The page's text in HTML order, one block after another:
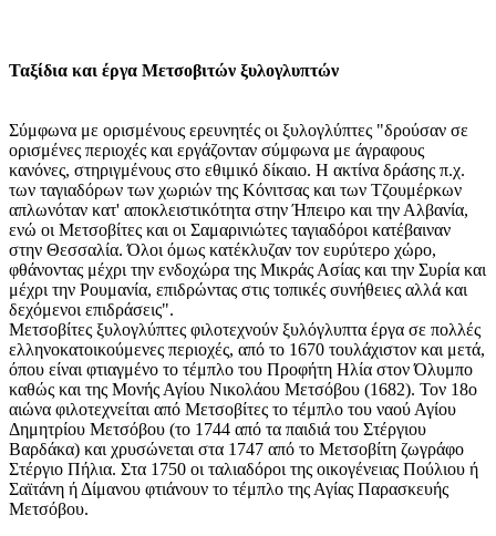
Ταξίδια και έργα Μετσοβιτών ξυλογλυπτών
Σύμφωνα με ορισμένους ερευνητές οι ξυλογλύπτες "δρούσαν σε
ορισμένες περιοχές και εργάζονταν σύμφωνα με άγραφους
κανόνες, στηριγμένους στο εθιμικό δίκαιο. Η ακτίνα δράσης π.χ.
των ταγιαδόρων των χωριών της Κόνιτσας και των Τζουμέρκων
απλωνόταν κατ' αποκλειστικότητα στην Ήπειρο και την Αλβανία,
ενώ οι Μετσοβίτες και οι Σαμαρινιώτες ταγιαδόροι κατέβαιναν
στην Θεσσαλία. Όλοι όμως κατέκλυζαν τον ευρύτερο χώρο,
φθάνοντας μέχρι την ενδοχώρα της Μικράς Ασίας και την Συρία και
μέχρι την Ρουμανία, επιδρώντας στις τοπικές συνήθειες αλλά και
δεχόμενοι επιδράσεις".
Μετσοβίτες ξυλογλύπτες φιλοτεχνούν ξυλόγλυπτα έργα σε πολλές
ελληνοκατοικούμενες περιοχές, από το 1670 τουλάχιστον και μετά,
όπου είναι φτιαγμένο το τέμπλο του Προφήτη Ηλία στον Όλυμπο
καθώς και της Μονής Αγίου Νικολάου Μετσόβου (1682). Τον 18ο
αιώνα φιλοτεχνείται από Μετσοβίτες το τέμπλο του ναού Αγίου
Δημητρίου Μετσόβου (το 1744 από τα παιδιά του Στέργιου
Βαρδάκα) και χρυσώνεται στα 1747 από το Μετσοβίτη ζωγράφο
Στέργιο Πήλια. Στα 1750 οι ταλιαδόροι της οικογένειας Πούλιου ή
Σαϊτάνη ή Δίμανου φτιάνουν το τέμπλο της Αγίας Παρασκευής
Μετσόβου.